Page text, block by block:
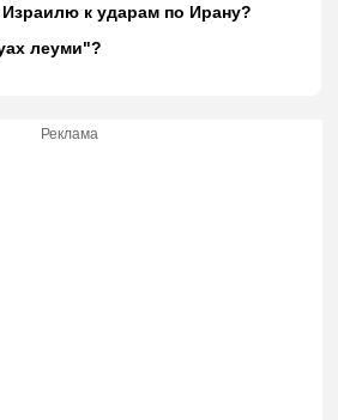
к ударам по Ирану?
леуми"?
Реклама